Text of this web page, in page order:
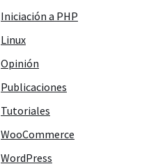
Iniciación a PHP
Linux
Opinión
Publicaciones
Tutoriales
WooCommerce
WordPress